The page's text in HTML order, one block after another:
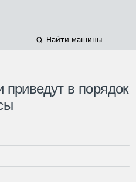
Найти машины
приведут в порядок